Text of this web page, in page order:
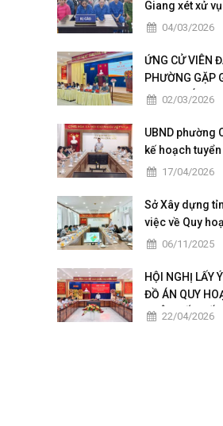
Giang xét xử
số tiền giao
04/03/2026
ỨNG CỬ VIÊN
PHƯỜNG GẶP
TRI TẠI CÁC
02/03/2026
UBND phường
kế hoạch
học 2026 – 2027
17/04/2026
Sở Xây dựng
việc về Quy
Châu Đốc –
06/11/2025
HỘI NGHỊ LẤY
ĐỒ ÁN QUY
CHÂU ĐỐC
22/04/2026